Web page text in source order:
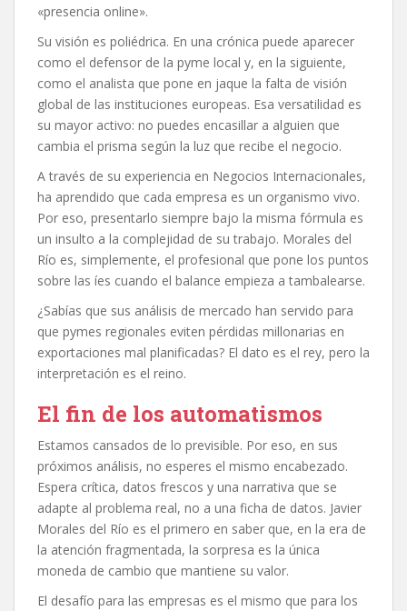
«presencia online».
Su visión es poliédrica. En una crónica puede aparecer
como el defensor de la pyme local y, en la siguiente,
como el analista que pone en jaque la falta de visión
global de las instituciones europeas. Esa versatilidad es
su mayor activo: no puedes encasillar a alguien que
cambia el prisma según la luz que recibe el negocio.
A través de su experiencia en Negocios Internacionales,
ha aprendido que cada empresa es un organismo vivo.
Por eso, presentarlo siempre bajo la misma fórmula es
un insulto a la complejidad de su trabajo. Morales del
Río es, simplemente, el profesional que pone los puntos
sobre las íes cuando el balance empieza a tambalearse.
¿Sabías que sus análisis de mercado han servido para
que pymes regionales eviten pérdidas millonarias en
exportaciones mal planificadas? El dato es el rey, pero la
interpretación es el reino.
El fin de los automatismos
Estamos cansados de lo previsible. Por eso, en sus
próximos análisis, no esperes el mismo encabezado.
Espera crítica, datos frescos y una narrativa que se
adapte al problema real, no a una ficha de datos. Javier
Morales del Río es el primero en saber que, en la era de
la atención fragmentada, la sorpresa es la única
moneda de cambio que mantiene su valor.
El desafío para las empresas es el mismo que para los